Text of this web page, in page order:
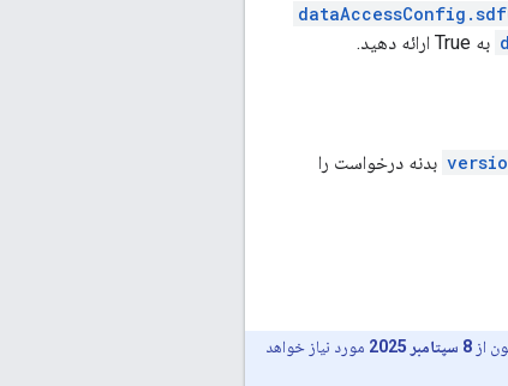
به True ارائه دهید.
بدنه درخواست را
8 سپتامبر 2025
مورد نیاز خواهد